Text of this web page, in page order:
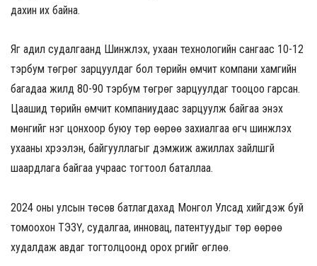
дахин их байна.
Яг адил судалгаанд Шинжлэх, ухаан технологийн сангаас 10-12
тэрбум төгрөг зарцуулдаг бол төрийн өмчит компани хамгийн
багадаа жилд 80-90 тэрбум төгрөг зарцуулдаг тооцоо гарсан.
Цаашид төрийн өмчит компаниудаас зарцуулж байгаа энэхүү
мөнгийг нэг цонхоор буюу төр өөрөө захиалгаа өгч шинжлэх
ухааны хүрээлэн, байгууллагыг дэмжиж ажиллах зайлшгүй
шаардлага байгаа учраас тогтоол баталлаа.
2024 оны улсын төсөв батлагдахад Монгол Улсад хийгдэж буй
томоохон ТЭЗҮ, судалгаа, инновац, патентуудыг төр өөрөө
худалдаж авдаг тогтолцоонд орох үүргийг өглөө.